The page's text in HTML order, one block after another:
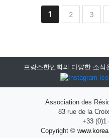
1 2 3
프랑스한인회의 다양한 소식
Association des
83 rue de la
+33 (0)1
Copyright ©